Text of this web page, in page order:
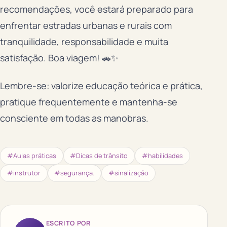
recomendações, você estará preparado para
enfrentar estradas urbanas e rurais com
tranquilidade, responsabilidade e muita
satisfação. Boa viagem! 🚗✨
Lembre-se: valorize educação teórica e prática,
pratique frequentemente e mantenha-se
consciente em todas as manobras.
#Aulas práticas #Dicas de trânsito
#habilidades
#instrutor
#segurança. #sinalização
ESCRITO POR